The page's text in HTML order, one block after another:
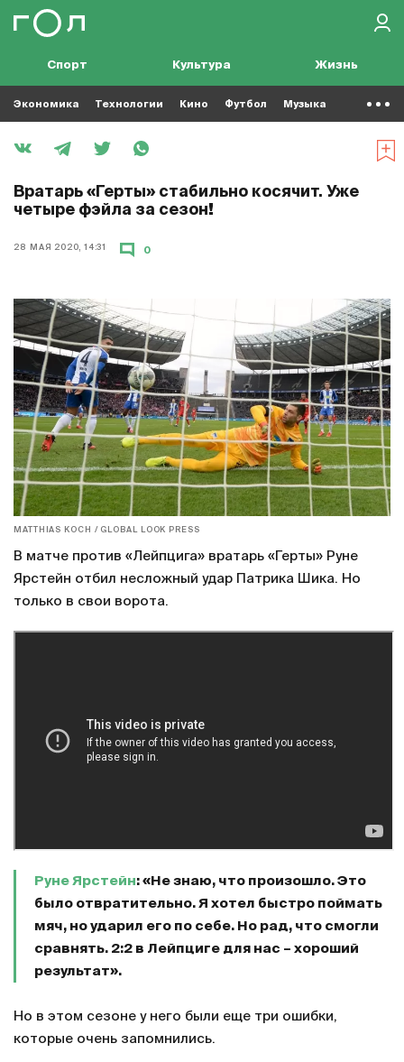
Спорт Культура Жизнь
Экономика Технологии Кино Футбол Музыка
Вратарь «Герты» стабильно косячит. Уже
четыре фэйла за сезон!
28 МАЯ 2020, 14:31 0
MATTHIAS KOCH / GLOBAL LOOK PRESS
В матче против «Лейпцига» вратарь «Герты» Руне
Ярстейн отбил несложный удар Патрика Шика. Но
только в свои ворота.
Руне Ярстейн: «Не знаю, что произошло. Это
было отвратительно. Я хотел быстро поймать
мяч, но ударил его по себе. Но рад, что смогли
сравнять. 2:2 в Лейпциге для нас – хороший
результат».
Но в этом сезоне у него были еще три ошибки,
которые очень запомнились.